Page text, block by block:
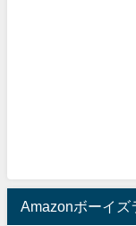
Amazonボーイズ